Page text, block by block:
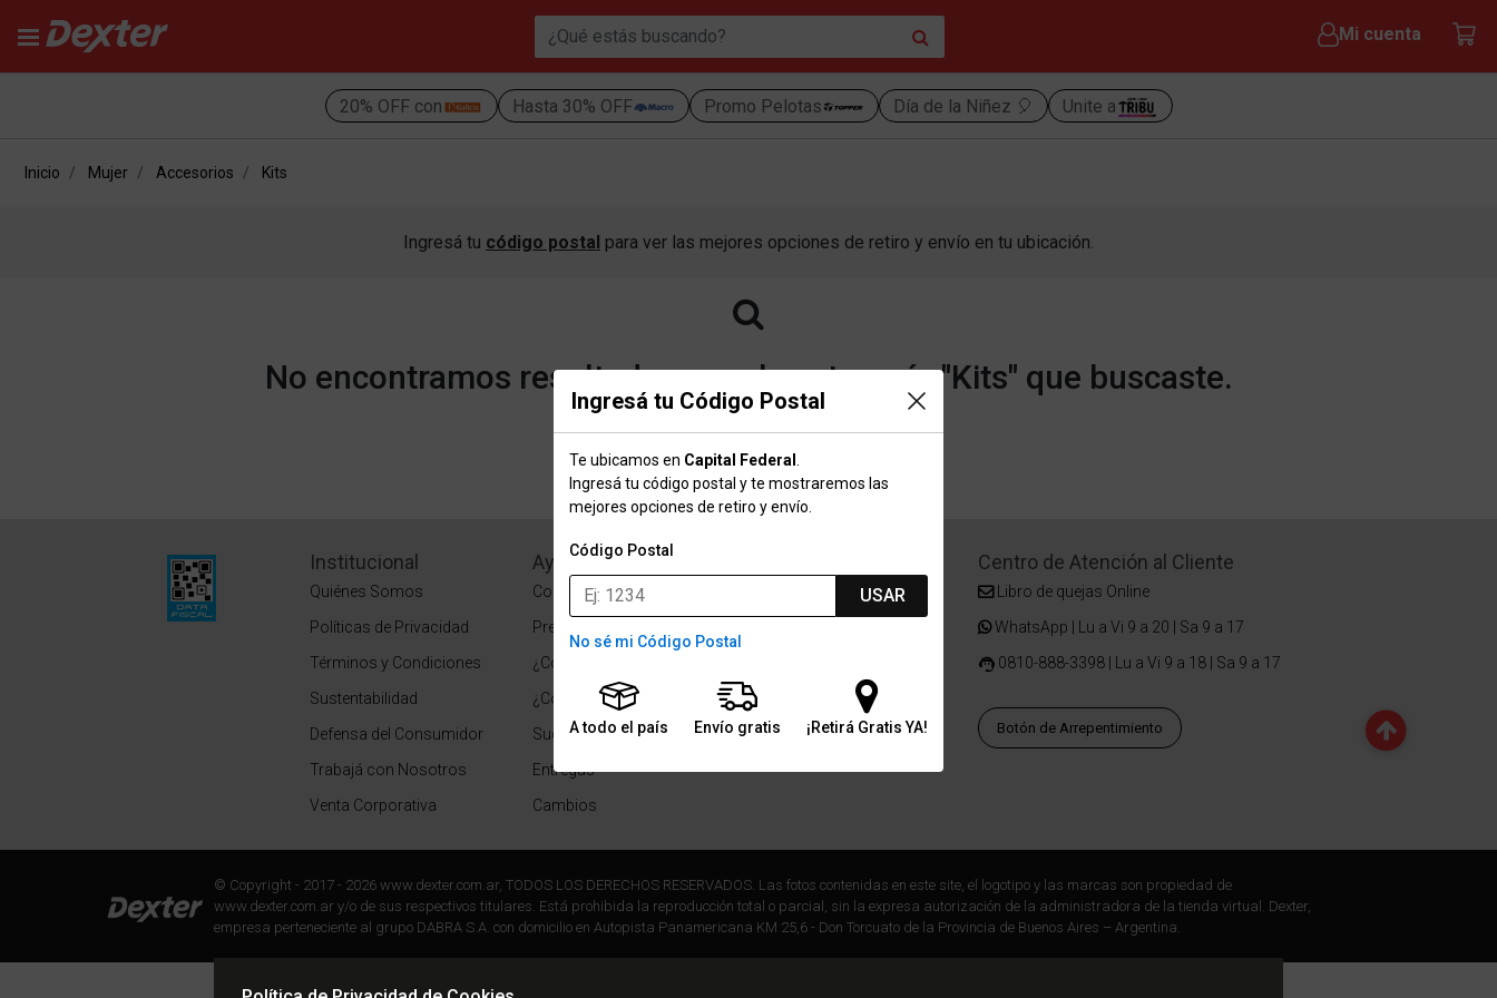
Mi cuenta
20% OFF con Hasta 30% OFF Promo Pelotas Día de la Niñez 🎈 Unite a
Ingresá tu Código Postal
Te ubicamos en Capital Federal
Ingresá tu código postal y te mostraremos las
mejores opciones de retiro y envío.
Código Postal
USAR
No sé mi Código Postal
A todo el país Envío gratis ¡Retirá Gratis YA!
Inicio Mujer Accesorios Kits
Ingresá tu código postal para ver las mejores opciones de retiro y envío en tu ubicación.
No encontramos resultados para la categoría "Kits" que buscaste.
Volver a la página de inicio
Institucional
Quiénes Somos
Políticas de Privacidad
Términos y Condiciones
Sustentabilidad
Defensa del Consumidor
Trabajá con Nosotros
Venta Corporativa
Ayuda
Condiciones de pago
Preguntas Frecuentes
¿Cómo comprar?
¿Cómo medir tu talle?
Sucursales
Entregas
Cambios
Centro de Atención al Cliente
Libro de quejas Online
WhatsApp | Lu a Vi 9 a 20 | Sa 9 a 17
0810-888-3398 | Lu a Vi 9 a 18 | Sa 9 a 17
Botón de Arrepentimiento
© Copyright - 2017 - 2026 www.dexter.com.ar, TODOS LOS DERECHOS RESERVADOS. Las fotos contenidas en este site, el logotipo y las marcas son propiedad de
www.dexter.com.ar y/o de sus respectivos titulares. Está prohibida la reproducción total o parcial, sin la expresa autorización de la administradora de la tienda virtual. Dexter,
empresa perteneciente al grupo DABRA S.A. con domicilio en Autopista Panamericana KM 25,6 - Don Torcuato de la Provincia de Buenos Aires – Argentina.